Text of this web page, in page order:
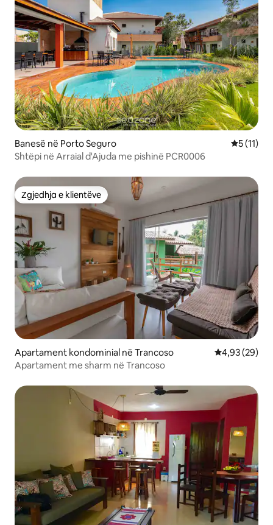
Banesë në Porto Seguro Vlerësimi
5 (11)
Shtëpi në Arraial d'Ajuda me pishinë PCR0006
Zgjedhja e klientëve
Zgjedhja e klientëve
Apartament kondominial në Trancoso Vlerësimi
4,93 (29)
Apartament me sharm në Trancoso